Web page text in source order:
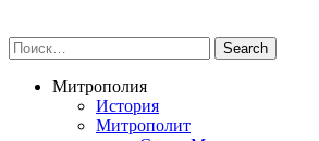
Митрополия
История
Митрополит